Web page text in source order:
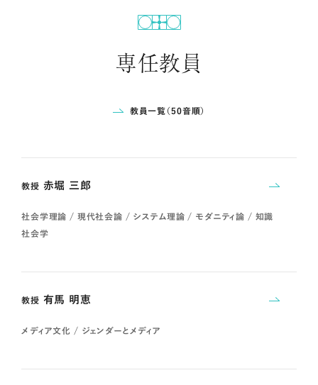
専任教員
教員一覧（50音順）
教授 赤堀 三郎
社会学理論 / 現代社会論 / システム理論 / モダニティ論 / 知識
社会学
教授 有馬 明恵
メディア文化 / ジェンダーとメディア